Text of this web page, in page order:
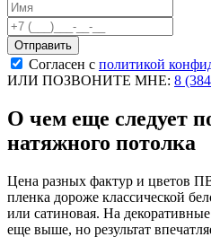
Согласен с политикой
ИЛИ ПОЗВОНИТЕ МНЕ: 8
О чем еще следует
натяжного потолка
Цена разных фактур и цветов
пленка дороже классической
или сатиновая. На
еще выше, но результат